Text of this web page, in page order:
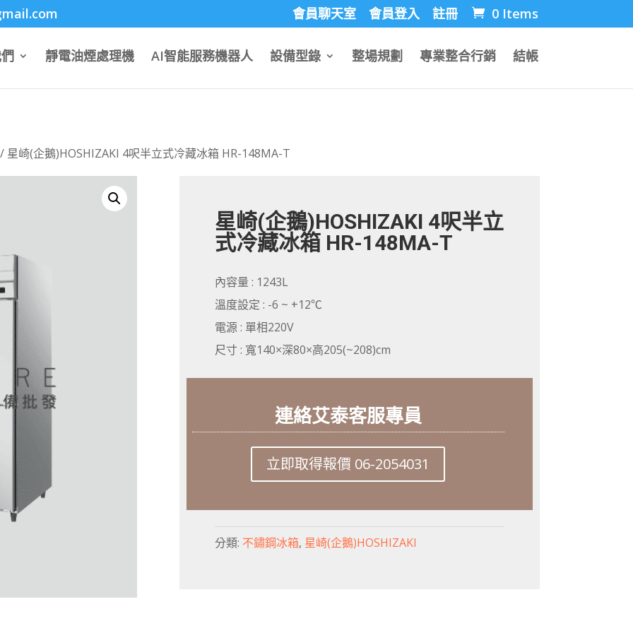
會員聊天室 會員登入 註冊 0 Items
靜電油煙處理機 AI智能服務機器人 設備型錄 整場規劃 專業整合行銷 結帳
星崎(企鵝)HOSHIZAKI 4呎半立式冷藏冰箱 HR-148MA-T
星崎(企鵝)HOSHIZAKI 4呎半立
式冷藏冰箱 HR-148MA-T
內容量 : 1243L
溫度設定 : -6 ~ +12℃
電源 : 單相220V
尺寸 : 寬140×深80×高205(~208)cm
連絡艾泰客服專員
立即取得報價 06-2054031
分類: 不鏽鋼冰箱, 星崎(企鵝)HOSHIZAKI